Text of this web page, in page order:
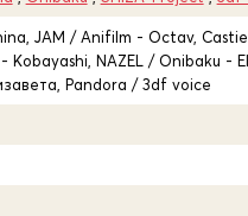
JAM / Anifilm - Octav,
NAZEL / Onibaku -
Pandora / 3df voice